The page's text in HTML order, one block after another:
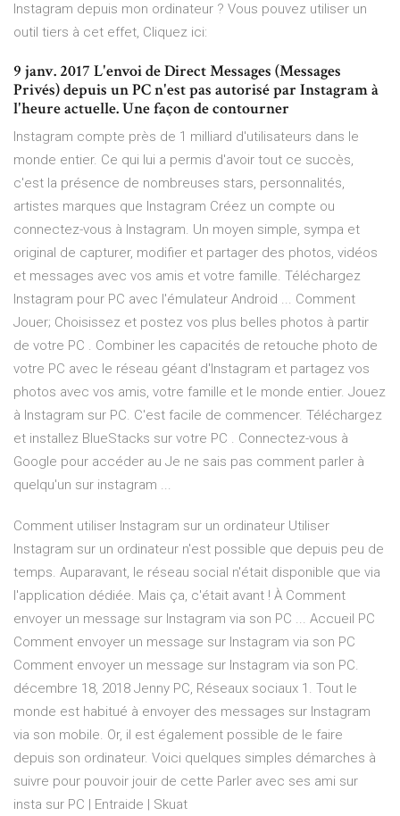
Instagram depuis mon ordinateur ? Vous pouvez utiliser un
outil tiers à cet effet, Cliquez ici:
9 janv. 2017 L'envoi de Direct Messages (Messages
Privés) depuis un PC n'est pas autorisé par Instagram à
l'heure actuelle. Une façon de contourner
Instagram compte près de 1 milliard d'utilisateurs dans le
monde entier. Ce qui lui a permis d'avoir tout ce succès,
c'est la présence de nombreuses stars, personnalités,
artistes marques que Instagram Créez un compte ou
connectez-vous à Instagram. Un moyen simple, sympa et
original de capturer, modifier et partager des photos, vidéos
et messages avec vos amis et votre famille. Téléchargez
Instagram pour PC avec l'émulateur Android ... Comment
Jouer; Choisissez et postez vos plus belles photos à partir
de votre PC . Combiner les capacités de retouche photo de
votre PC avec le réseau géant d'Instagram et partagez vos
photos avec vos amis, votre famille et le monde entier. Jouez
à Instagram sur PC. C'est facile de commencer. Téléchargez
et installez BlueStacks sur votre PC . Connectez-vous à
Google pour accéder au Je ne sais pas comment parler à
quelqu'un sur instagram ...
Comment utiliser Instagram sur un ordinateur Utiliser
Instagram sur un ordinateur n'est possible que depuis peu de
temps. Auparavant, le réseau social n'était disponible que via
l'application dédiée. Mais ça, c'était avant ! À Comment
envoyer un message sur Instagram via son PC ... Accueil PC
Comment envoyer un message sur Instagram via son PC
Comment envoyer un message sur Instagram via son PC.
décembre 18, 2018 Jenny PC, Réseaux sociaux 1. Tout le
monde est habitué à envoyer des messages sur Instagram
via son mobile. Or, il est également possible de le faire
depuis son ordinateur. Voici quelques simples démarches à
suivre pour pouvoir jouir de cette Parler avec ses ami sur
insta sur PC | Entraide | Skuat